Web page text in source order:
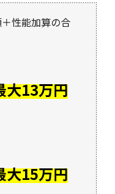
性能加算の合
大13万円
大15万円